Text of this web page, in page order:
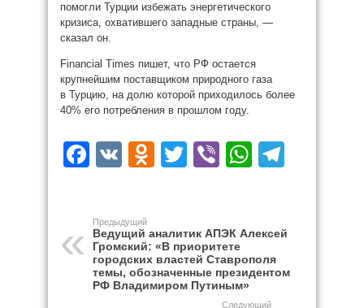
помогли Турции избежать энергетического
кризиса, охватившего западные страны, —
сказал он.
Financial Times пишет, что РФ остается
крупнейшим поставщиком природного газа
в Турцию, на долю которой приходилось более
40% его потребления в прошлом году.
Facebook
VK Odnoklassniki
Twitter
Viber
Предыдущий
Ведущий аналитик АПЭК Алексей
Громский: «В приоритете
городских властей Ставрополя
темы, обозначенные президентом
РФ Владимиром Путиным»
Следующий